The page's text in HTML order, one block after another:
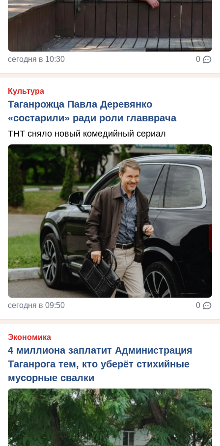
сегодня в 10:30 0
Культура
Таганрожца Павла Деревянко
«состарили» ради роли главврача
ТНТ сняло новый комедийный сериал
сегодня в 09:50 0
Экономика
4 миллиона заплатит Администрация
Таганрога тем, кто уберёт стихийные
мусорные свалки